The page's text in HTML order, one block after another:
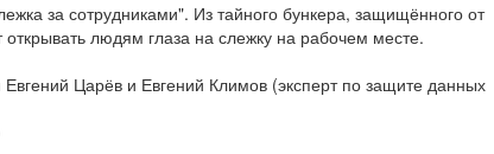
за сотрудниками". Из тайного бункера, защищённого от
людям глаза на слежку на рабочем месте.
Царёв и Евгений Климов (эксперт по защите данных